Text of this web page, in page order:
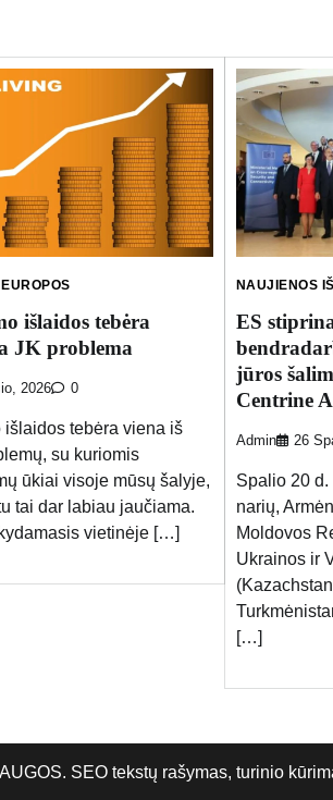
išlaidos tebėra
JK problema
2026 0
išlaidos tebėra viena iš
su kuriomis
ūkiai visoje mūsų šalyje,
tai dar labiau jaučiama.
vietinėje […]
NAUJIENOS
ES
jūros
Centrine
Admin 26
Spalio 20
narių,
Moldovos
Ukrainos ir
[…]
SEO tekstų rašymas, turinio